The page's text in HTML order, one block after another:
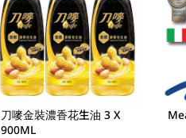
刀嘜金裝濃香花生油 3 X
900ML